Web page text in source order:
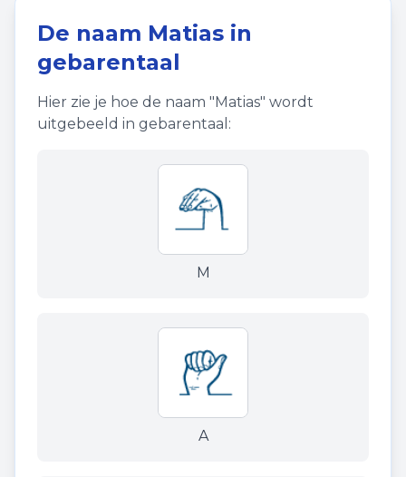
De naam Matias in
gebarentaal
Hier zie je hoe de naam "Matias" wordt
uitgebeeld in gebarentaal:
M
A